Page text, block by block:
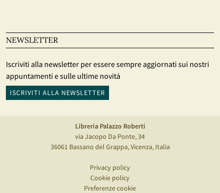
NEWSLETTER
Iscriviti alla newsletter per essere sempre aggiornati sui nostri
appuntamenti e sulle ultime novità
ISCRIVITI ALLA NEWSLETTER
Libreria Palazzo Roberti
via Jacopo Da Ponte, 34
36061 Bassano del Grappa, Vicenza, Italia
Privacy policy
Cookie policy
Preferenze cookie